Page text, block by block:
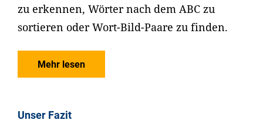
zu erkennen, Wörter nach dem ABC zu
sortieren oder Wort-Bild-Paare zu finden.
Mehr lesen
Unser Fazit